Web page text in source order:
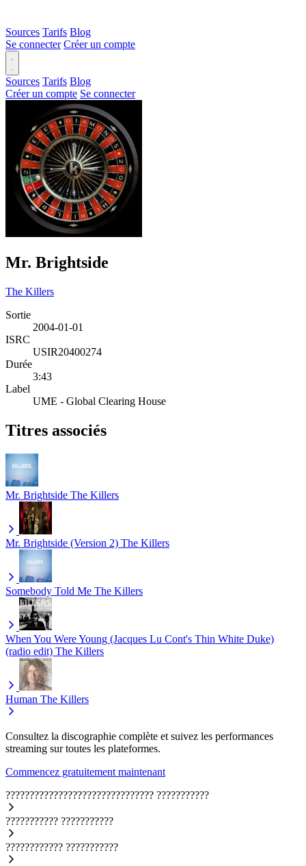
Sources Tarifs Blog
Se connecter Créer un compte
Sources Tarifs Blog
Créer un compte Se connecter
Mr. Brightside
The Killers
Sortie
2004-01-01
ISRC
USIR20400274
Durée
3:43
Label
UME - Global Clearing House
Titres associés
Mr. Brightside The Killers
Mr. Brightside (Version 2) The Killers
Somebody Told Me The Killers
When You Were Young (Jacques Lu Cont's Thin White Duke)
(radio edit) The Killers
Human The Killers
Consultez la discographie complète et suivez les performances
streaming sur toutes les plateformes.
Commencez gratuitement maintenant
??????????????????????????????? ???????????
??????????? ???????????
???????????? ???????????